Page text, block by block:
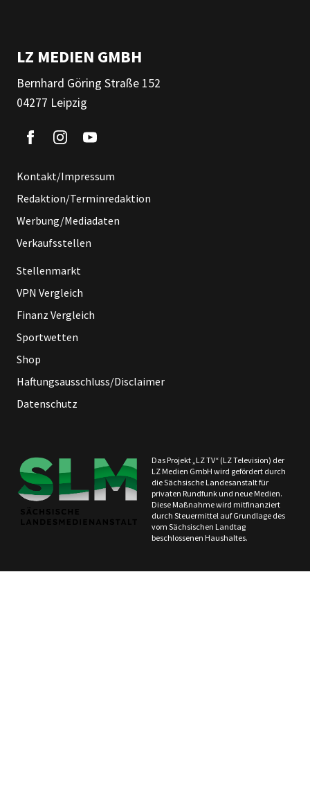
LZ MEDIEN GMBH
Bernhard Göring Straße 152
04277 Leipzig
Kontakt/Impressum
Redaktion/Terminredaktion
Werbung/Mediadaten
Verkaufsstellen
Stellenmarkt
VPN Vergleich
Finanz Vergleich
Sportwetten
Shop
Haftungsausschluss/Disclaimer
Datenschutz
Das Projekt „LZ TV“ (LZ Television) der
LZ Medien GmbH wird gefördert durch
die Sächsische Landesanstalt für
privaten Rundfunk und neue Medien.
Diese Maßnahme wird mitfinanziert
durch Steuermittel auf Grundlage des
vom Sächsischen Landtag
beschlossenen Haushaltes.